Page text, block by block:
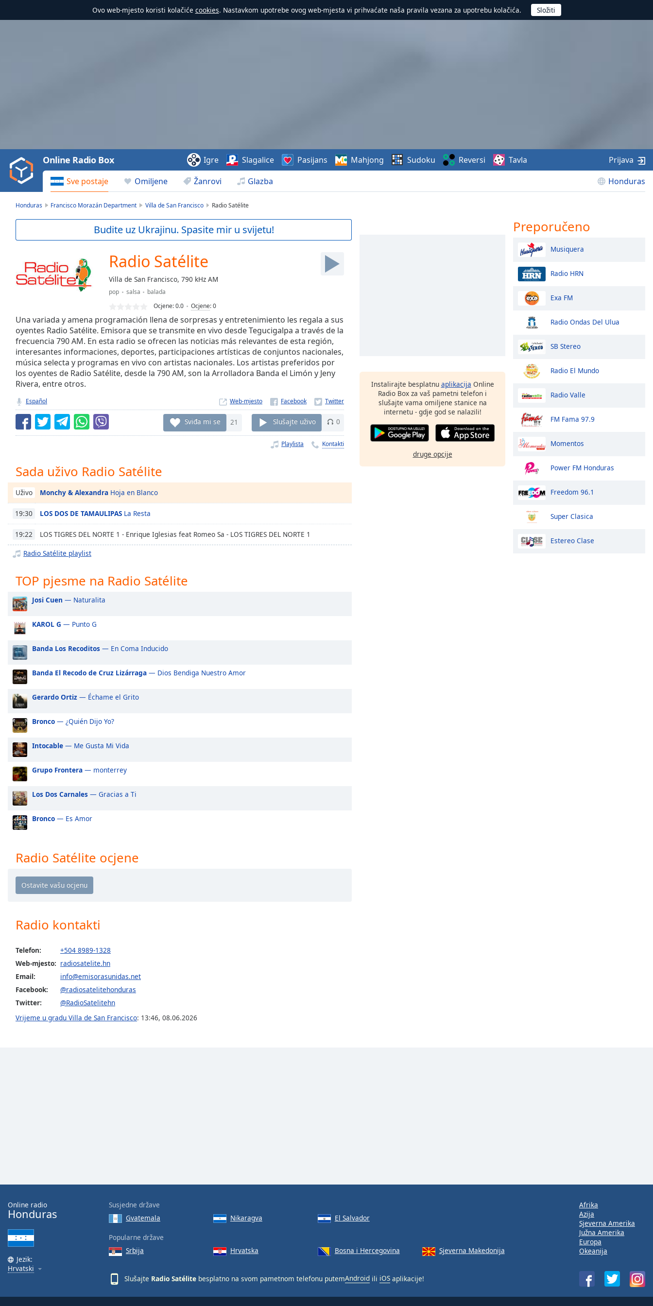
Ovo web-mjesto koristi kolačiće cookies. Nastavkom upotrebe ovog web-mjesta vi prihvaćate naša pravila vezana za upotrebu kolačića.
Video
Play
Backward
Skip
Current
Loaded:
0.00%
Seek to
currently
behind
LIVE
Remaining
Time-
Playback
Chapters
Descriptions
descriptions
off,
selected
Subtitles
subtitles
subtitles
settings
dialog
off
selected
Audio
Picture-
Picture
Fullscreen
This
modal
Beginning
dialog
window.
Escape
window.
Color
Opacity
Background
Color
Text
Style
Font
Family
Reset
Close
Sve postaje Omiljene Žanrovi Glazba Honduras
Online Radio Box Igre Slagalice Pasijans Mahjong Sudoku Reversi Tavla Prijava
Honduras Francisco Morazán Department Villa de San Francisco Radio Satélite
Budite uz Ukrajinu. Spasite mir u svijetu!
Radio Satélite
Villa de San Francisco, 790 kHz AM
pop salsa
balada
Ocjene:0.0 Ocjene:0
Una variada y amena programación llena de sorpresas y entretenimiento les regala a sus
oyentes Radio Satélite. Emisora que se transmite en vivo desde Tegucigalpa a través de la
frecuencia 790 AM. En esta radio se ofrecen las noticias más relevantes de esta región,
interesantes informaciones, deportes, participaciones artísticas de conjuntos nacionales,
música selecta y programas en vivo con artistas nacionales. Los artistas preferidos por
los oyentes de Radio Satélite, desde la 790 AM, son la Arrolladora Banda el Limón y Jeny
Rivera, entre otros.
Español Web-mjesto
Sviđa mi se 21 Slušajte uživo 0
Playlista Kontakti
Sada uživo Radio Satélite
Uživo Monchy & Alexandra Hoja en Blanco
19:30 LOS DOS DE TAMAULIPAS La Resta
19:22 LOS TIGRES DEL NORTE 1 - Enrique Iglesias feat Romeo Sa - LOS TIGRES DEL NORTE 1
Radio Satélite playlist
TOP pjesme na Radio Satélite
Josi Cuen — Naturalita
KAROL G — Punto G
Banda Los Recoditos — En Coma Inducido
Banda El Recodo de Cruz Lizárraga — Dios Bendiga Nuestro Amor
Gerardo Ortiz — Échame el Grito
Bronco — ¿Quién Dijo Yo?
Intocable — Me Gusta Mi Vida
Grupo Frontera — monterrey
Los Dos Carnales — Gracias a Ti
Bronco — Es Amor
Radio Satélite ocjene
Radio kontakti
Telefon:
+504 8989-1328
Web-mjesto: radiosatelite.hn
Email:
info@emisorasunidas.net
Facebook:
@radiosatelitehonduras
Twitter:
@RadioSatelitehn
Vrijeme u gradu Villa de San Francisco: 13:46, 08.06.2026
Instalirajte besplatnu aplikacija Online
Radio Box za vaš pametni telefon i
slušajte vama omiljene stanice na
internetu - gdje god se nalazili!
druge opcije
Preporučeno
Musiquera
Radio HRN
Exa FM
Radio Ondas Del Ulua
SB Stereo
Radio El Mundo
Radio Valle
FM Fama 97.9
Momentos
Power FM Honduras
Freedom 96.1
Super Clasica
Estereo Clase
Online radio
Honduras
Jezik:
Hrvatski
Susjedne države
Gvatemala
Nikaragva El Salvador
Popularne države
Srbija
Hrvatska Bosna i Hercegovina Sjeverna Makedonija
Slušajte Radio Satélite besplatno na svom pametnom telefonu putemAndroid ili iOS aplikacije!
Afrika
Azija
Sjeverna Amerika
Južna Amerika
Europa
Okeanija